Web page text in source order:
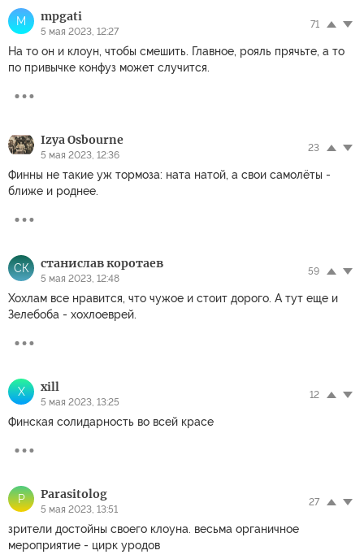
M mpgati
5 мая 2023, 12:27
71
На то он и клоун, чтобы смешить. Главное, рояль прячьте, а то
по привычке конфуз может случится.
Izya Osbourne
5 мая 2023, 12:36
23
Финны не такие уж тормоза: ната натой, а свои самолёты -
ближе и роднее.
СК станислав коротаев
5 мая 2023, 12:48
59
Хохлам все нравится, что чужое и стоит дорого. А тут еще и
Зелебоба - хохлоеврей.
X xill
5 мая 2023, 13:25
12
Финская солидарность во всей красе
P Parasitolog
5 мая 2023, 13:51
27
зрители достойны своего клоуна. весьма органичное
мероприятие - цирк уродов